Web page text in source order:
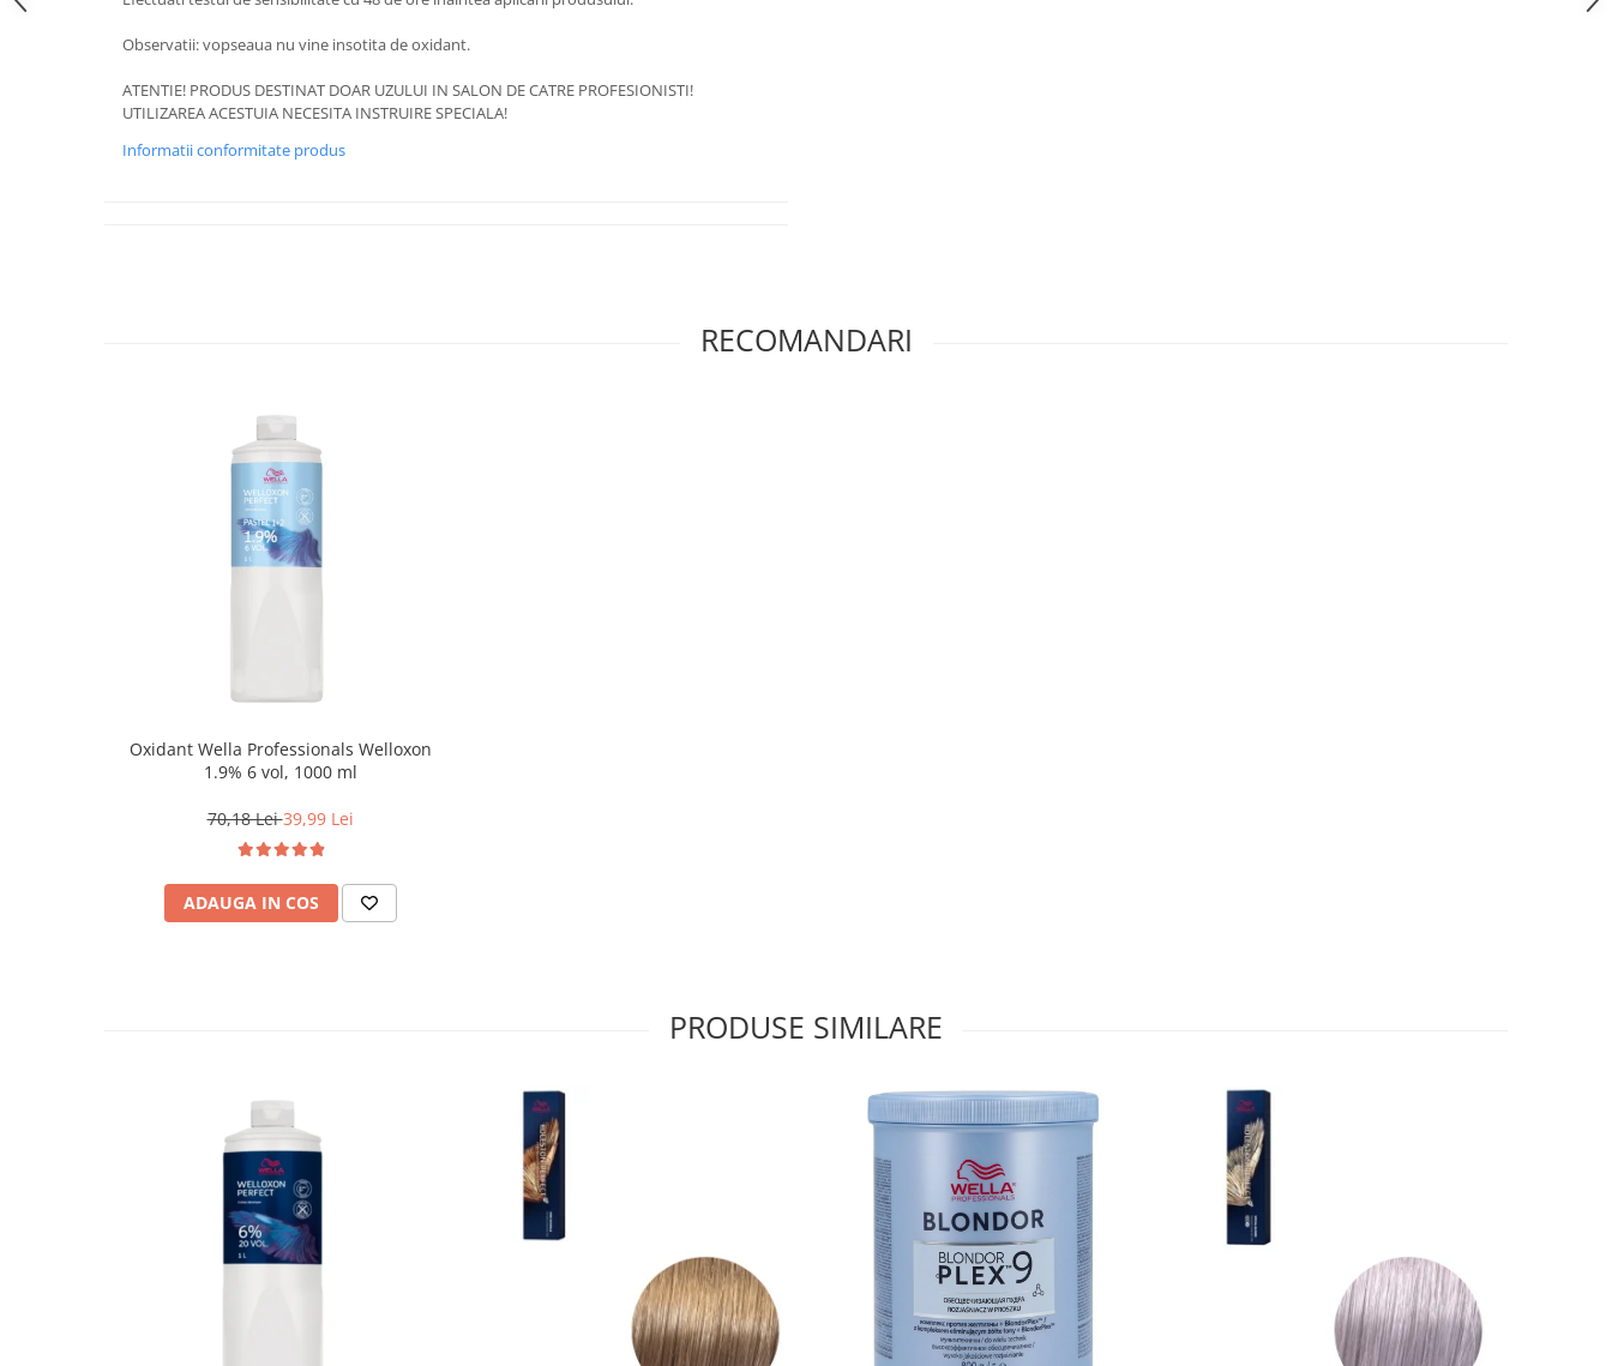
Observatii: vopseaua nu vine insotita de oxidant.
ATENTIE! PRODUS DESTINAT DOAR UZULUI IN SALON DE CATRE PROFESIONISTI!
UTILIZAREA ACESTUIA NECESITA INSTRUIRE SPECIALA!
Informatii conformitate produs
RECOMANDARI
Oxidant Wella Professionals Welloxon
1.9% 6 vol, 1000 ml
70,18 Lei39,99 Lei
ADAUGA IN COS
PRODUSE SIMILARE